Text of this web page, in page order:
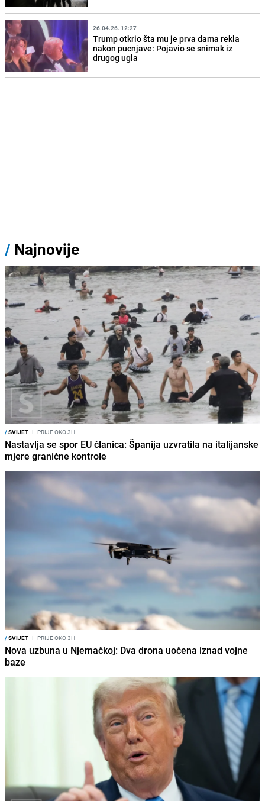
26.04.26. 12:27
Trump otkrio šta mu je prva dama rekla
nakon pucnjave: Pojavio se snimak iz
drugog ugla
/ Najnovije
/SVIJET I PRIJE OKO 3H
Nastavlja se spor EU članica: Španija uzvratila na italijanske
mjere granične kontrole
/SVIJET I PRIJE OKO 3H
Nova uzbuna u Njemačkoj: Dva drona uočena iznad vojne
baze